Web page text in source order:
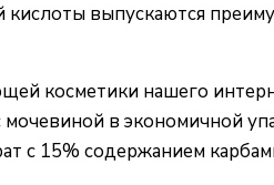
выпускаются
косметики нашего
в экономичной
c 15% содержанием